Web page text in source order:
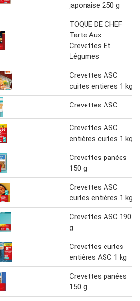
japonaise 250 g
TOQUE DE CHEF
Tarte Aux
Crevettes Et
Légumes
Crevettes ASC
cuites entières 1 kg
Crevettes ASC
Crevettes ASC
entières cuites 1 kg
Crevettes panées
150 g
Crevettes ASC
cuites entières 1 kg
Crevettes ASC 190
g
Crevettes cuites
entières ASC 1 kg
Crevettes panées
150 g